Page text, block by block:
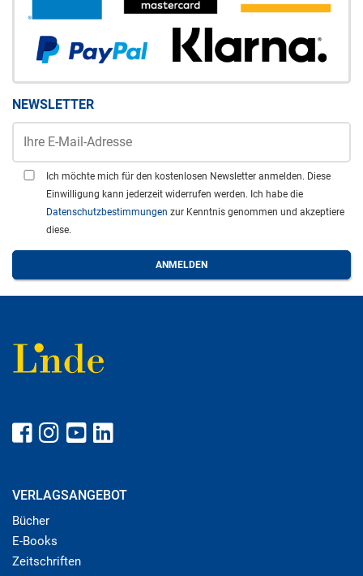
NEWSLETTER
Ich möchte mich für den kostenlosen Newsletter anmelden. Diese
Einwilligung kann jederzeit widerrufen werden. Ich habe die
Datenschutzbestimmungen zur Kenntnis genommen und akzeptiere
diese.
VERLAGSANGEBOT
Bücher
E-Books
Zeitschriften